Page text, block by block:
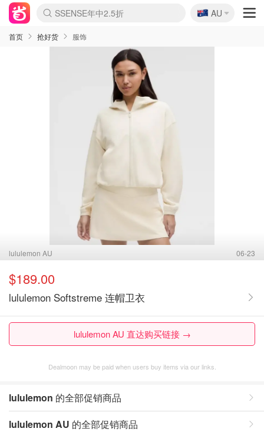
lululemon折扣上新
Sasa美妆护肤3.5折
SSENSE年中2.5折
Cettire降价+叠9折
WWS Coles超市实拍
viagogo二手票捡漏
Myer折扣汇总
The Outnet奢牌1折起
David Jones 3折起
Flannels大牌1折
Perfumes Club护肤1折
AMIRO面罩$251
Amazon折扣汇总
eToro入金$200送$50
Amazon数码好物
ICONIC本周7.5折
ThedoubleF高奢地板价
Moose Knuckles 6折
EUFY摄像头$98
Selenichast首饰2折
Trip机票酒店促销
YSL送5件彩妆礼
Amazon家居好物
Amazon美妆护肤
雅漾大喷$8
过敏原检测盒$33
科颜氏高保湿面霜$29
SEALIFE海洋馆门票6折
丝塔芙大白罐$16
订阅Newsletter送香薰
Cult Beauty 6.8折
Harrods圣诞日历$525
LN-CC奢牌私促3折
d'Alba空姐喷雾$16
EVE LOM套装£56
Bernardelli独家4折
Adore Beauty 6折起
CT圣诞日历
Mytheresa奢品2.7折
Luxury Escapes 9折
Currentbody美容仪$881
MOON Garden Live
Roborock扫地机$649
Valentino官网5折
CR洗护套装$23
修丽可4件套$159
GANNI官网4.5折
Stylevana韩妆4折
Tessabit高奢8.5折
OGX洗发水$11
Amazon阿德莱德次日达
卡诗8.5折+赠礼
Philips Hue灯具8折
La Mer送8件礼值$529
🇦🇺
AU
首页 抢好货 服饰
lululemon AU 06-23
$189.00
lululemon Softstreme 连帽卫衣
lululemon AU 直达购买链接 →
Dealmoon may be paid when users buy items via our links.
lululemon 的全部促销商品
lululemon AU 的全部促销商品